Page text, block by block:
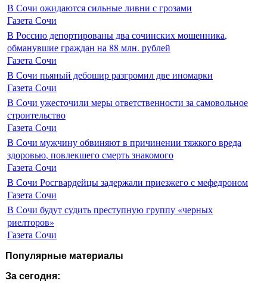
В Сочи ожидаются сильные ливни с грозами
Газета Сочи
В Россию депортированы два сочинских мошенника,
обманувшие граждан на 88 млн. рублей
Газета Сочи
В Сочи пьяный дебошир разгромил две иномарки
Газета Сочи
В Сочи ужесточили меры ответственности за самовольное
строительство
Газета Сочи
В Сочи мужчину обвиняют в причинении тяжкого вреда
здоровью, повлекшего смерть знакомого
Газета Сочи
В Сочи Росгвардейцы задержали приезжего с мефедроном
Газета Сочи
В Сочи будут судить преступную группу «черных
риелторов»
Газета Сочи
Популярные материалы
За сегодня: